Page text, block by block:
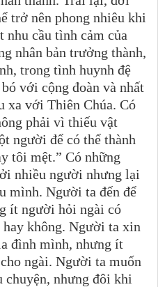
trở nên phong nhiêu khi
cầu tình cảm của
nhân bản trưởng thành,
trong tình huynh đệ
với cộng đoàn và nhất
xa với Thiên Chúa. Có
phải vì thiếu vật
người để có thể thành
tôi mệt.” Có những
nhiều người nhưng lại
mình. Người ta đến để
ít người hỏi ngài có
không. Người ta xin
đình mình, nhưng ít
ngài. Người ta muốn
chuyện, nhưng đôi khi